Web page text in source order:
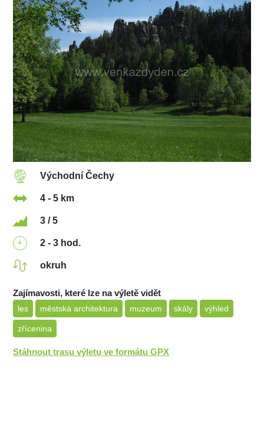
Východní Čechy
4 - 5 km
3 / 5
2 - 3 hod.
okruh
Zajímavosti, které lze na výletě vidět
les městská architektura muzeum skály výhled
zřícenina
Stáhnout trasu výletu ve formátu GPX